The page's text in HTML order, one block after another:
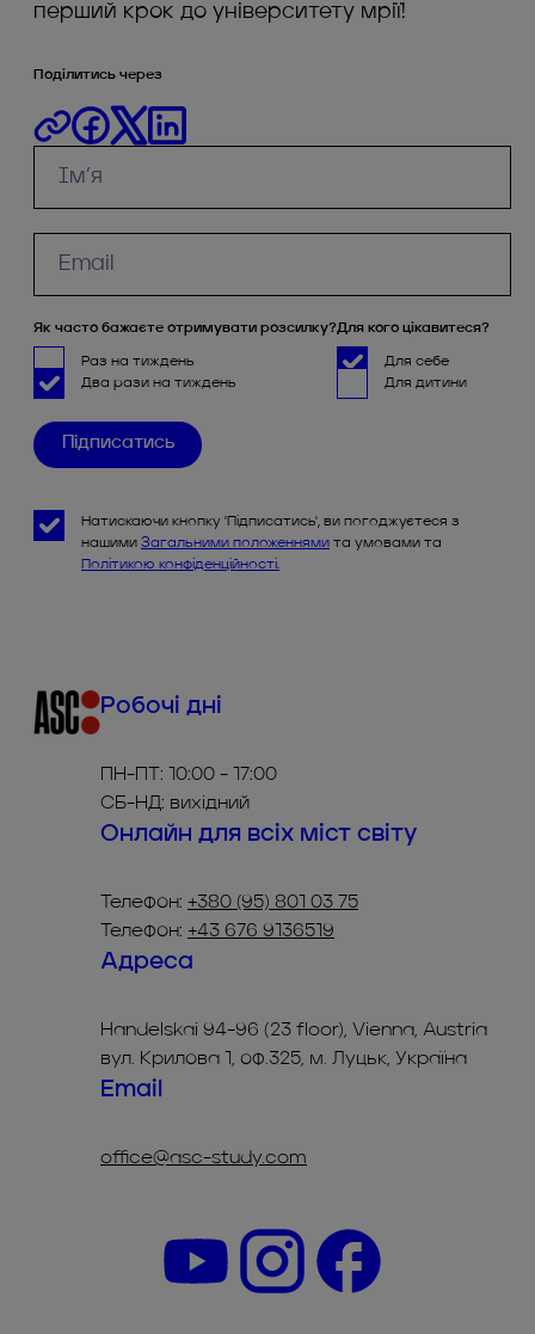
перший крок до університету мрії!
Поділитись через
Як часто бажаєте отримувати розсилку?
Раз на тиждень
Два рази на тиждень
Для кого цікавитеся?
Для себе
Для дитини
Натискаючи кнопку 'Підписатись', ви погоджуєтеся з
нашими Загальними положеннями та умовами та
Політикою конфіденційності.
Робочі дні
ПН-ПТ: 10:00 - 17:00
СБ-НД: вихідний
Адреса
Handelskai 94-96 (23 floor), Vienna, Austria
вул. Крилова 1, оф.325, м. Луцьк, Україна
Email
office@asc-study.com
Онлайн для всіх міст світу
Телефон: +380 (95) 801 03 75
Телефон: +43 676 9136519